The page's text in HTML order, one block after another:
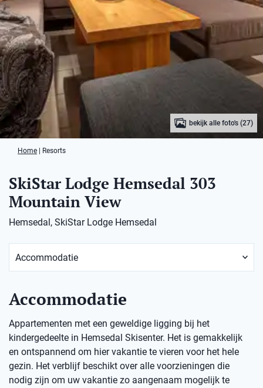
bekijk alle foto's (27)
Home Resorts
SkiStar Lodge Hemsedal 303
Mountain View
Hemsedal, SkiStar Lodge Hemsedal
Accommodatie
Appartementen met een geweldige ligging bij het
kindergedeelte in Hemsedal Skisenter. Het is gemakkelijk
en ontspannend om hier vakantie te vieren voor het hele
gezin. Het verblijf beschikt over alle voorzieningen die
nodig zijn om uw vakantie zo aangenaam mogelijk te